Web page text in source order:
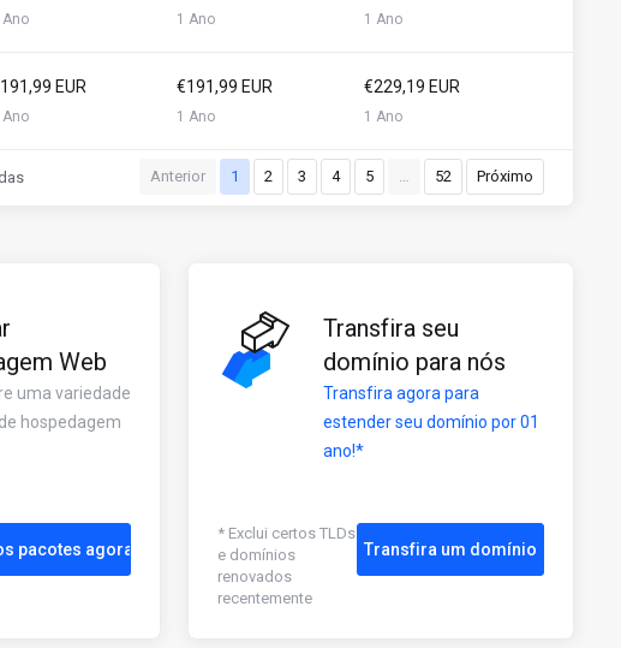
Ano 1 Ano 1 Ano
EUR
Ano
€191,99 EUR
1 Ano
€229,19 EUR
1 Ano
Anterior 1 2 3 4 5 … 52 Próximo
Web
uma variedade
hospedagem
pacotes agora
Transfira seu
domínio para nós
Transfira agora para
estender seu domínio por 01
ano!*
* Exclui certos TLDs
e domínios
renovados
recentemente
Transfira um domínio